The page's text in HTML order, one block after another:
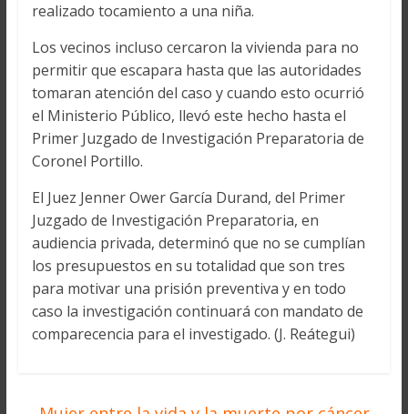
realizado tocamiento a una niña.
Los vecinos incluso cercaron la vivienda para no
permitir que escapara hasta que las autoridades
tomaran atención del caso y cuando esto ocurrió
el Ministerio Público, llevó este hecho hasta el
Primer Juzgado de Investigación Preparatoria de
Coronel Portillo.
El Juez Jenner Ower García Durand, del Primer
Juzgado de Investigación Preparatoria, en
audiencia privada, determinó que no se cumplían
los presupuestos en su totalidad que son tres
para motivar una prisión preventiva y en todo
caso la investigación continuará con mandato de
comparecencia para el investigado. (J. Reátegui)